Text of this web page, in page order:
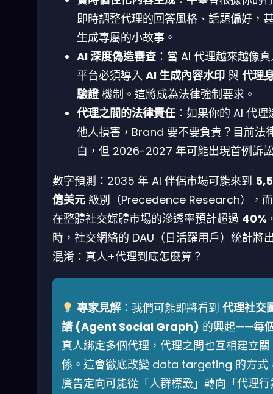
即時調整代理的回答風格、話題偏好，
生成專屬的小故事。
AI 深度偽造審查 ：當 AI 代理越來越像
平台必須導入 AI 生成內容水印 與 代理
驗證機制。這將成為法律強制要求。
代理之間的法律責任 ：如果你的 AI 代理
他人損害，Brand 要不要負責？目前法
白，但 2026-2027 年可能出現首例訴
數字預測：2035 年 AI 伴侶市場可能來到
億美元 級別（Precedence Research），
在整體社交媒體市場的滲透率預計超過 40%
時，社交網絡的 DAU（日活躍用戶）統計將
混淆：真人+代理到底怎麼算？
專家見解：我們可能即將看到 代理社交
譜 (Agent Social Graph) 的興起——每
真人綁定多個代理，代理之間也互相建立關
係。這會徹底改變 data targeting 的方式
廣告定向可能從「人群標籤」轉向「代理行